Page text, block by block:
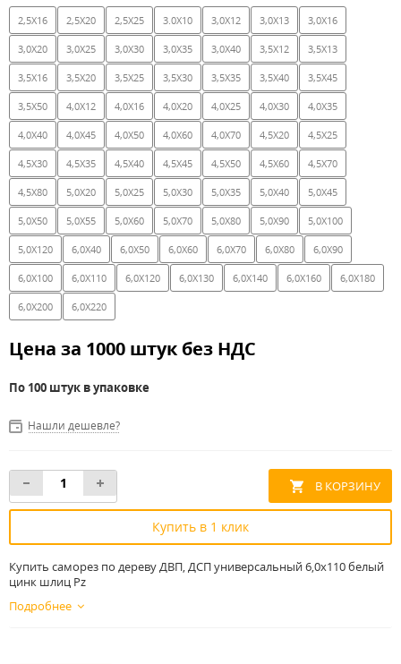
2,5X16 2,5X20 2,5X25 3.0X10 3,0X12 3,0X13 3,0X16
3,0X20 3,0X25 3,0X30 3,0X35 3,0X40 3,5X12 3,5X13
3,5X16 3,5X20 3,5X25 3,5X30 3,5X35 3,5X40 3,5X45
3,5X50 4,0X12 4,0X16 4,0X20 4,0X25 4,0X30 4,0X35
4,0X40 4,0X45 4,0X50 4,0X60 4,0X70 4,5X20 4,5X25
4,5X30 4,5X35 4,5X40 4,5X45 4,5X50 4,5X60 4,5X70
4,5X80 5,0X20 5,0X25 5,0X30 5,0X35 5,0X40 5,0X45
5,0X50 5,0X55 5,0X60 5,0X70 5,0X80 5,0X90 5,0X100
5,0X120 6,0X40 6,0X50 6,0X60 6,0X70 6,0X80 6,0X90
6,0X100 6,0X110 6,0X120 6,0X130 6,0X140 6,0X160 6,0X180
6,0X200 6,0X220
Цена за 1000 штук без НДС
По 100 штук в упаковке
Нашли дешевле?
Купить в 1 клик
Купить саморез по дереву ДВП, ДСП универсальный 6,0x110 белый
цинк шлиц Pz
Подробнее